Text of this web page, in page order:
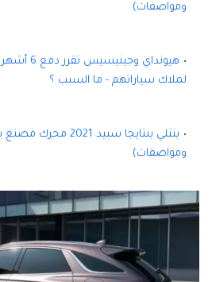
ومواصفات)
هيونداي
لملاك سياراتهم - ما السبب ؟
ومواصفات)